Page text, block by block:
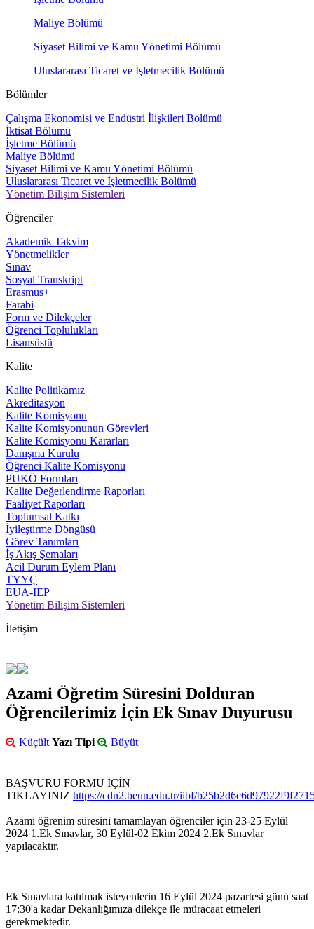
Maliye Bölümü
Siyaset Bilimi ve Kamu Yönetimi Bölümü
Uluslararası Ticaret ve İşletmecilik Bölümü
Bölümler
Çalışma Ekonomisi ve Endüstri İlişkileri Bölümü
İktisat Bölümü
İşletme Bölümü
Maliye Bölümü
Siyaset Bilimi ve Kamu Yönetimi Bölümü
Uluslararası Ticaret ve İşletmecilik Bölümü
Yönetim Bilişim Sistemleri
Öğrenciler
Akademik Takvim
Yönetmelikler
Sınav
Sosyal Transkript
Erasmus+
Farabi
Form ve Dilekçeler
Öğrenci Toplulukları
Lisansüstü
Kalite
Kalite Politikamız
Akreditasyon
Kalite Komisyonu
Kalite Komisyonunun Görevleri
Kalite Komisyonu Kararları
Danışma Kurulu
Öğrenci Kalite Komisyonu
PUKÖ Formları
Kalite Değerlendirme Raporları
Faaliyet Raporları
Toplumsal Katkı
İyileştirme Döngüsü
Görev Tanımları
İş Akış Şemaları
Acil Durum Eylem Planı
TYYÇ
EUA-IEP
Yönetim Bilişim Sistemleri
İletişim
Azami Öğretim Süresini Dolduran
Öğrencilerimiz İçin Ek Sınav Duyurusu
Küçült Yazı Tipi Büyüt
BAŞVURU FORMU İÇİN
TIKLAYINIZ https://cdn2.beun.edu.tr/iibf/
Azami öğrenim süresini tamamlayan öğrenciler için 23-25 Eylül
2024 1.Ek Sınavlar, 30 Eylül-02 Ekim 2024 2.Ek Sınavlar
yapılacaktır.
Ek Sınavlara katılmak isteyenlerin 16 Eylül 2024 pazartesi günü saat
17:30'a kadar Dekanlığımıza dilekçe ile müracaat etmeleri
gerekmektedir.